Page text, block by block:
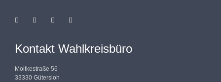
Kontakt Wahlkreisbüro
Moltkestraße 56
33330 Gütersloh